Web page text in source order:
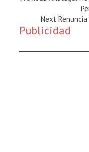
Next
Magazine
Next
Publicidad